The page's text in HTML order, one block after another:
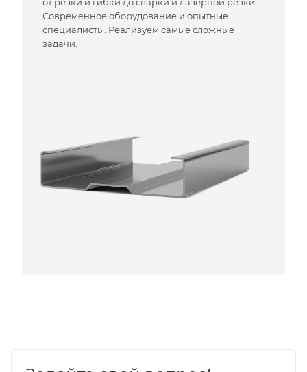
от резки и гибки до сварки и лазерной резки.
Современное оборудование и опытные
специалисты. Реализуем самые сложные
задачи.